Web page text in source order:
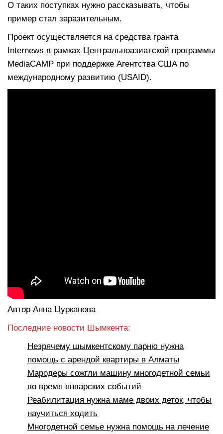
О таких поступках нужно рассказывать, чтобы
пример стал заразительным.
Проект осуществляется на средства гранта
Internews в рамках Центральноазиатской программы
MediaCAMP при поддержке Агентства США по
международному развитию (USAID).
Автор Анна Цурканова
Последние новости Шымкента:
Незрячему шымкентскому парню нужна
помощь с арендой квартиры в Алматы
Мародеры сожгли машину многодетной семьи
во время январских событий
Реабилитация нужна маме двоих деток, чтобы
научиться ходить
Многодетной семье нужна помощь на лечение